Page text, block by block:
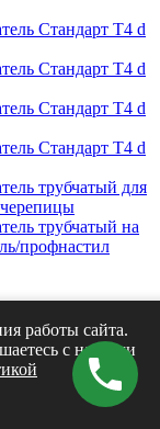
Стандарт Т4 d
Стандарт Т4 d
Стандарт Т4 d
Стандарт Т4 d
трубчатый для
трубчатый на
профнастил
работы сайта.
с нашими